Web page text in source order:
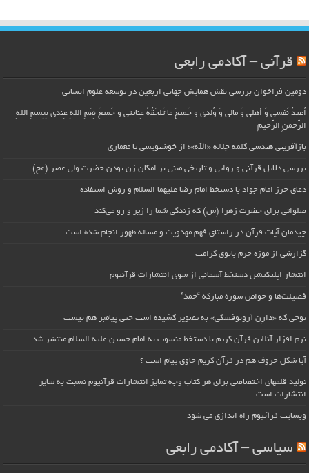
قرآنی – آکادمی رابعی
دومین فراخوان بررسی نقش همایش جهانی اربعین در توسعه علوم انسانی
اُعیذُ نَفسی وَ أهلی وَ مالی وَ وُلدی و جَمیعَ ما تَلحَقُهُ عِنایتی و جَمیعَ نِعَمِ اللّهِ عِندی بِبِسمِ اللّهِ
الرَّحمنِ الرَّحیمِ
بازآفرینی هندسی کلمه جلاله «الله»؛ از خوشنویسی تا معماری
بررسی دلایل قرآنی و روایی و تاریخی مبنی بر امکان زن بودن حضرت ولی عصر (عج)
دعای حرز امام جواد با دستخط امام رضا علیهما السلام و روش استفاده
صلواتی برای حضرت زهرا (س) که زندگی شما را زیر و رو می‌کند
چیدمان آیات قرآن در راستای فهم مهدویت و مساله ظهور انجام شده است
گزارشی از موزه حرم بانوی کرامت
انتشار اپلیکیشن دستخط آسمانی از سوی انتشارات قرآنیوم
فضیلت‌ها و خواص سوره مبارکه “حمد”
نوحی که «دارِن آرونوفسکی» به تصویر کشیده است حتی پیامبر هم نیست
نرم افزار آنلاین قرآن کریم با دستخط منسوب به امام حسین علیه السلام منتشر شد
آیا شکل حروف هم در قرآن کریم حاوی پیام است ؟
تولید قلمهای اختصاصی برای هر کتاب وجه تمایز انتشارات قرآنیوم نسبت به سایر
انتشارات است
وبسایت قرآنیوم راه اندازی می شود
سیاسی – آکادمی رابعی